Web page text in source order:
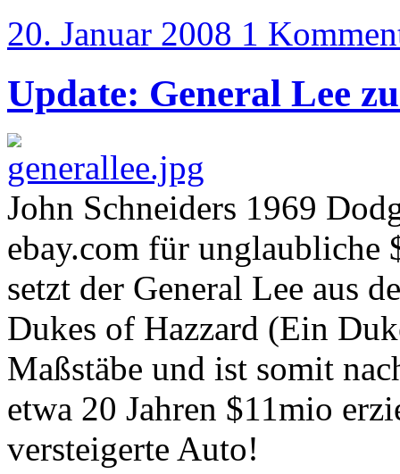
20. Januar 2008 1
Update: General Lee
John Schneiders 1969
ebay.com für unglaubliche
setzt der General Lee aus
Dukes of Hazzard (Ein
Maßstäbe und ist somit
etwa 20 Jahren $11mio
versteigerte Auto!